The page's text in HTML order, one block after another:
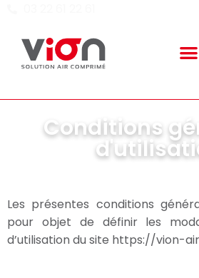
Conditions
Les présentes conditions
pour objet de définir les
d’utilisation du site https://vion-